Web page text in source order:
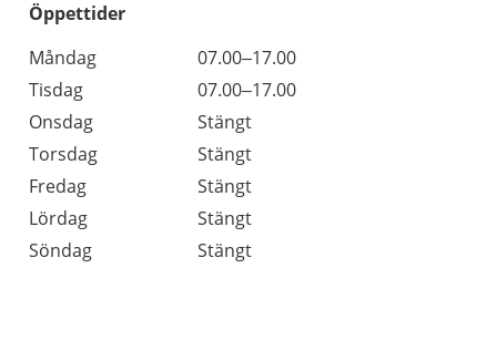
Öppettider
Dag
Öppettider
Kommentarer
Måndag
07.00–17.00
Tisdag
07.00–17.00
Onsdag
Stängt
Torsdag
Stängt
Fredag
Stängt
Lördag
Stängt
Söndag
Stängt